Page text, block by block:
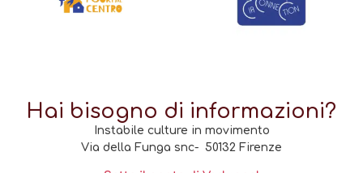
Hai bisogno di informazioni?
Instabile culture in movimento
Via della Funga snc- 50132 Firenze